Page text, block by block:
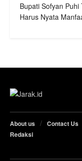
Bupati Sofyan Puhi
Harus Nyata
About us Contact Us
Redaksi